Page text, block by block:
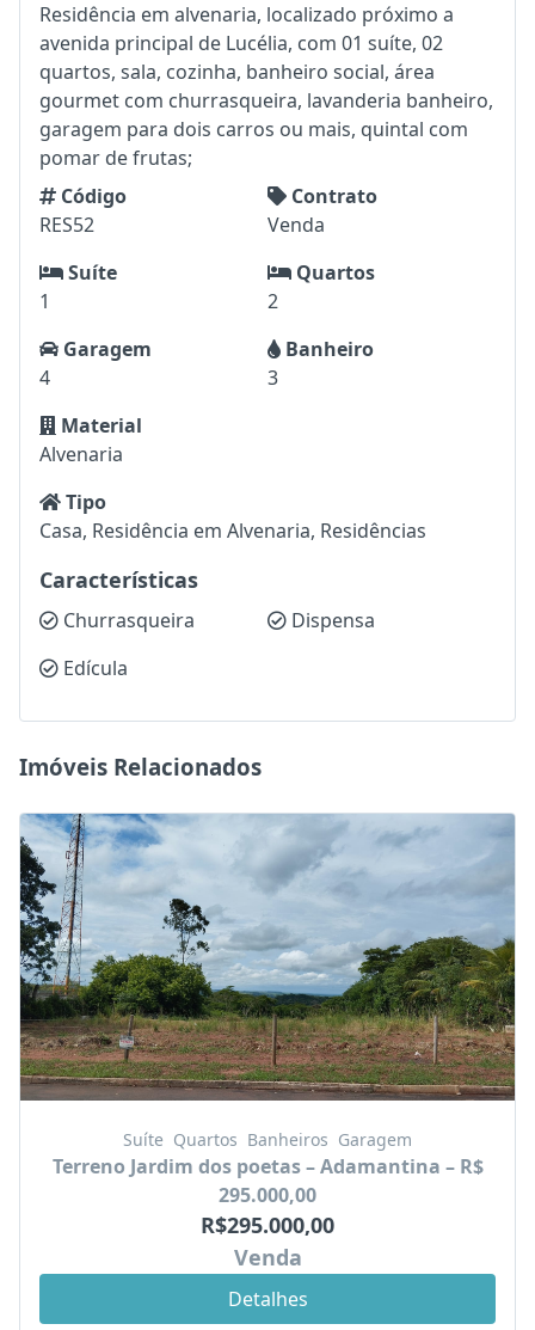
Residência em alvenaria, localizado próximo a
avenida principal de Lucélia, com 01 suíte, 02
quartos, sala, cozinha, banheiro social, área
gourmet com churrasqueira, lavanderia banheiro,
garagem para dois carros ou mais, quintal com
pomar de frutas;
Código
RES52
Contrato
Venda
Suíte
1
Quartos
2
Garagem
4
Banheiro
3
Material
Alvenaria
Tipo
Casa, Residência em Alvenaria, Residências
Características
Churrasqueira
Dispensa
Edícula
Imóveis Relacionados
Suíte Quartos Banheiros Garagem
Terreno Jardim dos poetas – Adamantina – R$
295.000,00
R$295.000,00
Venda
Detalhes